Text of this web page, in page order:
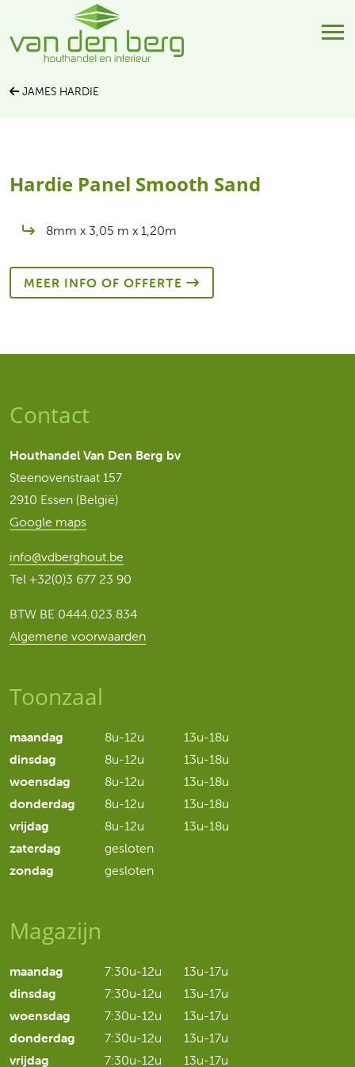
JAMES HARDIE
Hardie Panel Smooth Sand
8mm x 3,05 m x 1,20m
MEER INFO OF OFFERTE
Contact
Houthandel Van Den Berg bv
Steenovenstraat 157
2910 Essen (België)
Google maps
info@vdberghout.be
Tel +32(0)3 677 23 90
BTW BE 0444.023.834
Algemene voorwaarden
Toonzaal
maandag 8u-12u
13u-18u
dinsdag
8u-12u
13u-18u
woensdag
8u-12u
13u-18u
donderdag
8u-12u
13u-18u
vrijdag
8u-12u
13u-18u
zaterdag
gesloten
zondag
gesloten
Magazijn
maandag 7:30u-12u
13u-17u
dinsdag
7:30u-12u
13u-17u
woensdag
7:30u-12u
13u-17u
donderdag
7:30u-12u
13u-17u
vrijdag
7:30u-12u 13u-17u